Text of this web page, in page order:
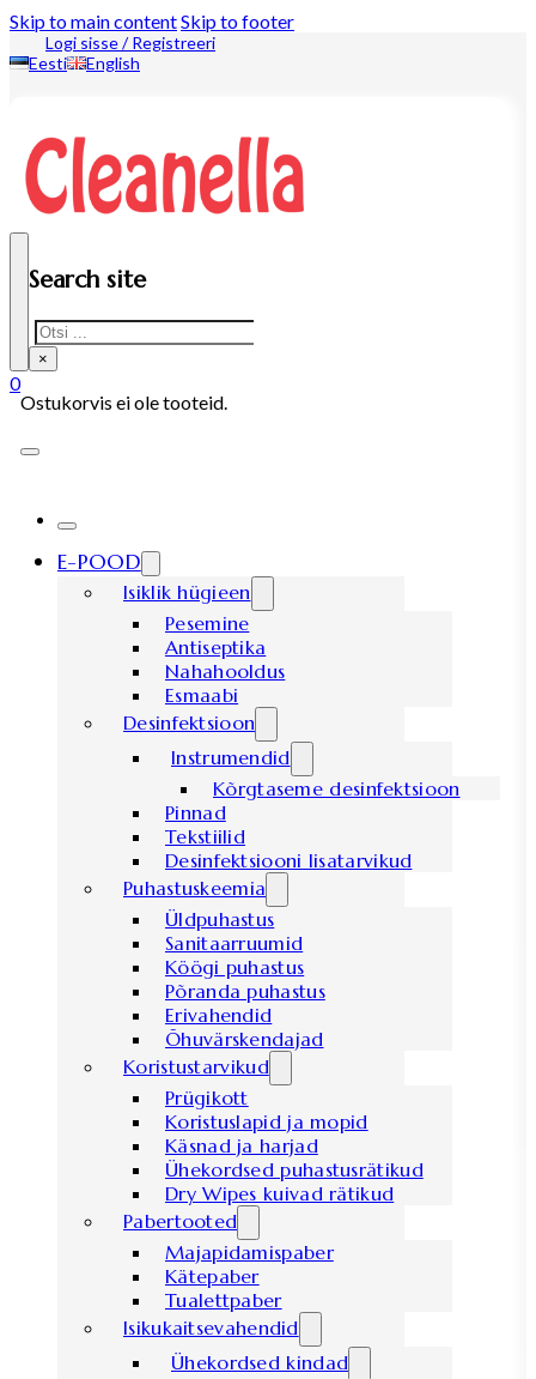
Skip to main contentSkip to footer
Logi sisse / Registreeri
Eesti
English
Search site
Search
×
0
Ostukorvis ei ole tooteid.
E-POOD
Isiklik hügieen
Pesemine
Antiseptika
Nahahooldus
Esmaabi
Desinfektsioon
Instrumendid
Kõrgtaseme desinfektsioon
Pinnad
Tekstiilid
Desinfektsiooni lisatarvikud
Puhastuskeemia
Üldpuhastus
Sanitaarruumid
Köögi puhastus
Põranda puhastus
Erivahendid
Õhuvärskendajad
Koristustarvikud
Prügikott
Koristuslapid ja mopid
Käsnad ja harjad
Ühekordsed puhastusrätikud
Dry Wipes kuivad rätikud
Pabertooted
Majapidamispaber
Kätepaber
Tualettpaber
Isikukaitsevahendid
Ühekordsed kindad